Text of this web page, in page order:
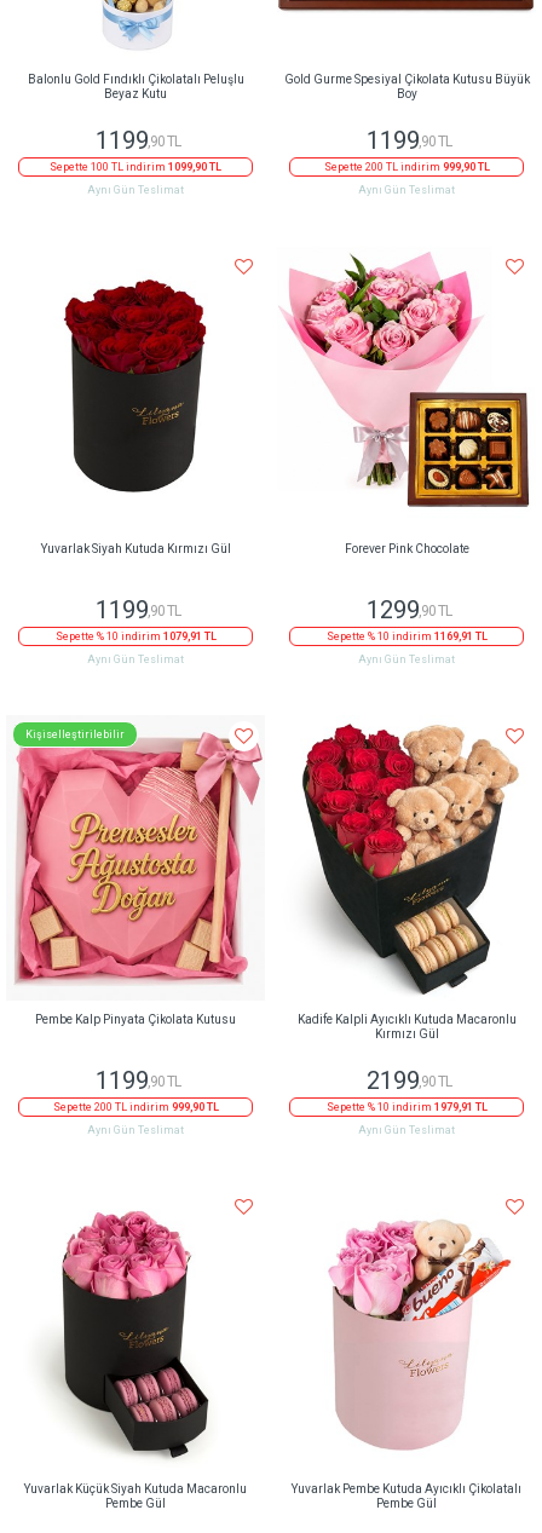
Balonlu Gold Fındıklı Çikolatalı Peluşlu
Beyaz Kutu
1199,90 TL
Sepette 100 TL indirim 1099,90 TL
Aynı Gün Teslimat
Gold Gurme Spesiyal Çikolata Kutusu Büyük
Boy
1199,90 TL
Sepette 200 TL indirim 999,90 TL
Aynı Gün Teslimat
Yuvarlak Siyah Kutuda Kırmızı Gül
1199,90 TL
Sepette % 10 indirim 1079,91 TL
Aynı Gün Teslimat
Forever Pink Chocolate
1299,90 TL
Sepette % 10 indirim 1169,91 TL
Aynı Gün Teslimat
Kişiselleştirilebilir
Pembe Kalp Pinyata Çikolata Kutusu
1199 ,90 TL
Sepette 200 TL indirim 999,90 TL
Aynı Gün Teslimat
Kadife Kalpli Ayıcıklı Kutuda Macaronlu
Kırmızı Gül
2199 ,90 TL
Sepette % 10 indirim 1979,91 TL
Aynı Gün Teslimat
Yuvarlak Küçük Siyah Kutuda Macaronlu
Pembe Gül
Yuvarlak Pembe Kutuda Ayıcıklı Çikolatalı
Pembe Gül